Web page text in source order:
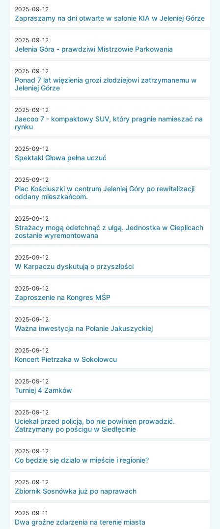
2025-09-12
Zapraszamy na dni otwarte w salonie KIA w Jeleniej Górze
2025-09-12
Jelenia Góra - prawdziwi Mistrzowie Parkowania
2025-09-12
Ponad 7 lat więzienia grozi złodziejowi zatrzymanemu w
Jeleniej Górze
2025-09-12
Jaecoo 7 - kompaktowy SUV, który pragnie namieszać na
rynku
2025-09-12
Spektakl Głowa pełna uczuć
2025-09-12
Plac Kościuszki w centrum Jeleniej Góry po rewitalizacji
oddany mieszkańcom.
2025-09-12
Strażacy mogą odetchnąć z ulgą. Jednostka w Cieplicach
zostanie wyremontowana
2025-09-12
W Karpaczu dyskutują o przyszłości
2025-09-12
Zaproszenie na Kongres MŚP
2025-09-12
Ważna inwestycja na Polanie Jakuszyckiej
2025-09-12
Koncert Pietrzaka w Sokołowcu
2025-09-12
Turniej 4 Zamków
2025-09-12
Uciekał przed policją, bo nie powinien prowadzić.
Zatrzymany po pościgu w Siedlęcinie
2025-09-12
Co będzie się działo w mieście i regionie?
2025-09-12
Zbiornik Sosnówka już po naprawach
2025-09-11
Dwa groźne zdarzenia na terenie miasta